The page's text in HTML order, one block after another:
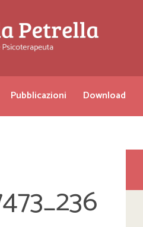
Pubblicazioni Download